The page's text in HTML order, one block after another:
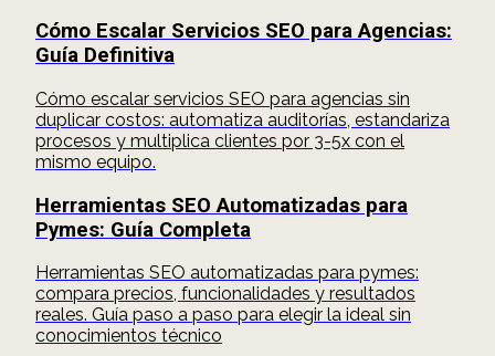
Cómo Escalar Servicios SEO para Agencias:
Guía Definitiva
Cómo escalar servicios SEO para agencias sin
duplicar costos: automatiza auditorías, estandariza
procesos y multiplica clientes por 3-5x con el
mismo equipo.
Herramientas SEO Automatizadas para
Pymes: Guía Completa
Herramientas SEO automatizadas para pymes:
compara precios, funcionalidades y resultados
reales. Guía paso a paso para elegir la ideal sin
conocimientos técnico